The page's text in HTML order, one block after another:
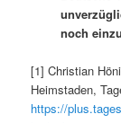
noch
[1] Christian
Heimstaden,
https://